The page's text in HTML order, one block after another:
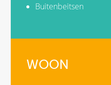
Buitenbeitsen
WOON